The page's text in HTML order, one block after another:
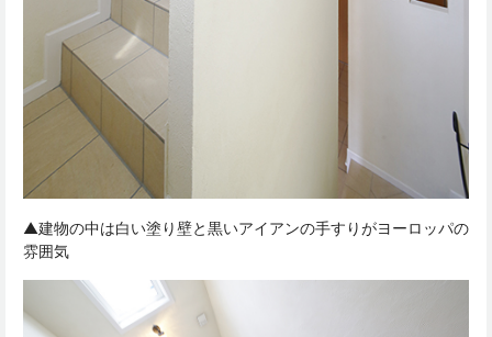
▲建物の中は白い塗り壁と黒いアイアンの手すりがヨーロッパの
雰囲気